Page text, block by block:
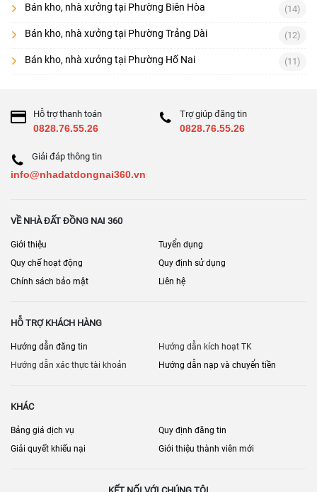
Bán kho, nhà xưởng tại Phường Biên Hòa (14)
Bán kho, nhà xưởng tại Phường Trảng Dài (12)
Bán kho, nhà xưởng tại Phường Hố Nai (11)
Hỗ trợ thanh toán
0828.76.55.26
Trợ giúp đăng tin
0828.76.55.26
Giải đáp thông tin
info@nhadatdongnai360.vn
VỀ NHÀ ĐẤT ĐỒNG NAI 360
Giới thiệu
Tuyển dụng
Quy chế hoạt động
Quy định sử dụng
Chính sách bảo mật
Liên hệ
HỖ TRỢ KHÁCH HÀNG
Hướng dẫn đăng tin
Hướng dẫn kích hoạt TK
Hướng dẫn xác thực tài khoản
Hướng dẫn nạp và chuyển tiền
KHÁC
Bảng giá dịch vụ
Quy định đăng tin
Giải quyết khiếu nại
Giới thiệu thành viên mới